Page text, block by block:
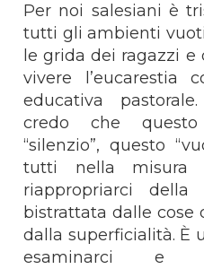
Per noi salesiani è
tutti gli ambienti
le grida dei ragazzi
vivere l’eucarestia
educativa
credo che questo
“silenzio”, questo
tutti nella
riappropriarci della
bistrattata dalle cose
dalla superficialità. È
esaminarci e